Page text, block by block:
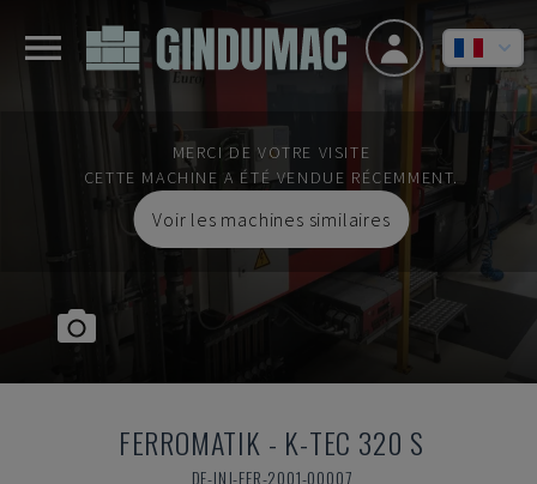
MERCI DE VOTRE VISITE
CETTE MACHINE A ÉTÉ VENDUE RÉCEMMENT.
Voir les machines similaires
FERROMATIK - K-TEC 320 S
DE-INJ-FER-2001-00007